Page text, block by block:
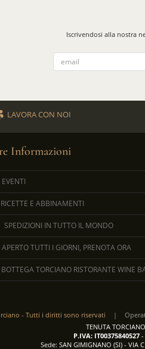
Iscrivendosi alla nostra
LAVORA CON NOI
Informazioni
EVENTI
RICETTE E ABBINAMENTI
SPEDIZIONI IN TUTTO IL MONDO
APERTO TUTTI I GIORNI, PRENOTA ORA
BOTTEGA TORCIANO RISTORANTE WINE
- Tutti i diritti sono riservati |
TENUTA
P.IVA: IT00375840527-
Sede: SAN GIMIGNANO (SI) - VIA